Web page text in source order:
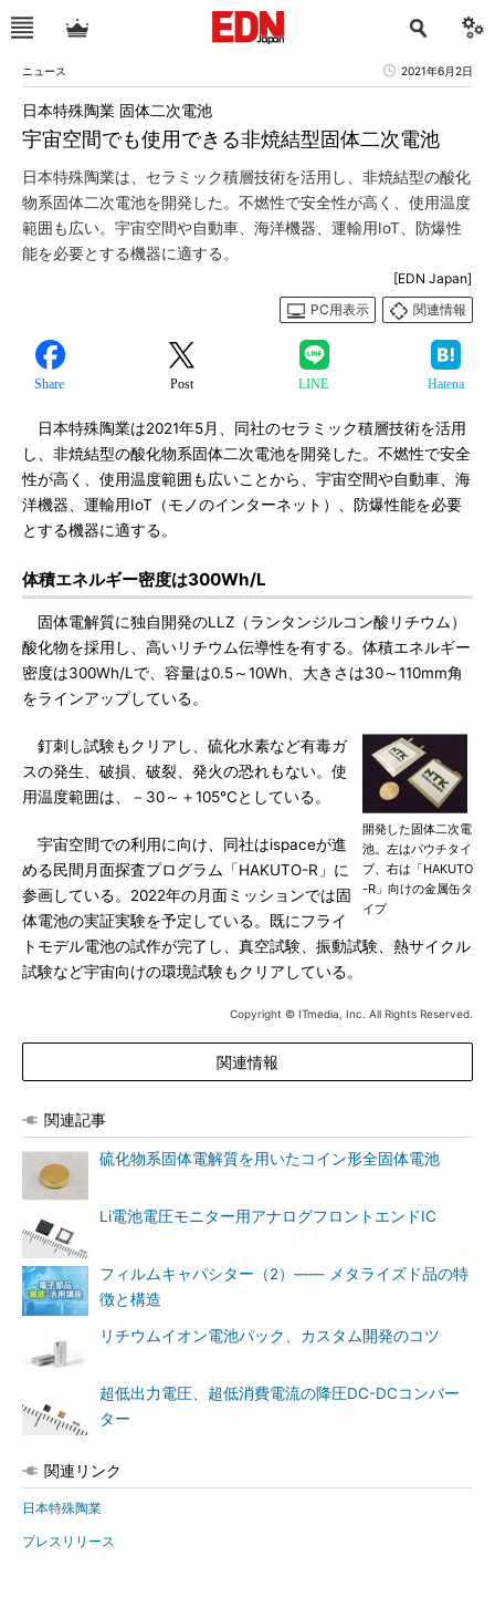
ニュース 2021年6月2日
宇宙空間でも使用できる非焼結型固体二次電池
日本特殊陶業 固体二次電池
日本特殊陶業は、セラミック積層技術を活用し、非焼結型の酸化
物系固体二次電池を開発した。不燃性で安全性が高く、使用温度
範囲も広い。宇宙空間や自動車、海洋機器、運輸用IoT、防爆性
能を必要とする機器に適する。
[EDN Japan]
PC用表示
関連情報
Share Post LINE Hatena
日本特殊陶業は2021年5月、同社のセラミック積層技術を活用
し、非焼結型の酸化物系固体二次電池を開発した。不燃性で安全
性が高く、使用温度範囲も広いことから、宇宙空間や自動車、海
洋機器、運輸用IoT（モノのインターネット）、防爆性能を必要
とする機器に適する。
体積エネルギー密度は300Wh/L
固体電解質に独自開発のLLZ（ランタンジルコン酸リチウム）
酸化物を採用し、高いリチウム伝導性を有する。体積エネルギー
密度は300Wh/Lで、容量は0.5～10Wh、大きさは30～110mm角
をラインアップしている。
開発した固体二次電
池。左はパウチタイ
プ、右は「HAKUTO
-R」向けの金属缶タ
イプ
釘刺し試験もクリアし、硫化水素など有毒ガ
スの発生、破損、破裂、発火の恐れもない。使
用温度範囲は、－30～＋105℃としている。
宇宙空間での利用に向け、同社はispaceが進
める民間月面探査プログラム「HAKUTO-R」に
参画している。2022年の月面ミッションでは固
体電池の実証実験を予定している。既にフライ
トモデル電池の試作が完了し、真空試験、振動試験、熱サイクル
試験など宇宙向けの環境試験もクリアしている。
Copyright © ITmedia, Inc. All Rights Reserved.
関連情報
関連記事
硫化物系固体電解質を用いたコイン形全固体電池
Li電池電圧モニター用アナログフロントエンドIC
フィルムキャパシター（2）―― メタライズド品の特
徴と構造
リチウムイオン電池パック、カスタム開発のコツ
超低出力電圧、超低消費電流の降圧DC-DCコンバー
ター
関連リンク
日本特殊陶業
プレスリリース